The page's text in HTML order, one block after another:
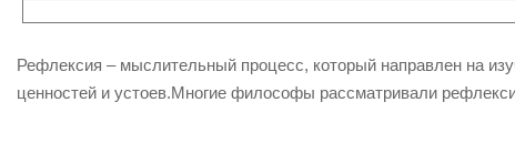
Рефлексия – мыслительный процесс, который направлен на
ценностей и устоев.Многие философы рассматривали